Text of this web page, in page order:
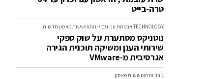
טרה-בייט
TECHNOLOGYאבטחת ענן גיבוי והתאוששות מאסון חדשות
נוטניקס מסתערת על שוק ספקי
שירותי הענן ומשיקה תוכנית הגירה
אגרסיבית מ-VMware
גיבוי והתאוששות מאסון